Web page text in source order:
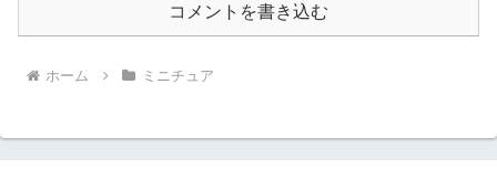
コメントを書き込む
ホーム ミニチュア